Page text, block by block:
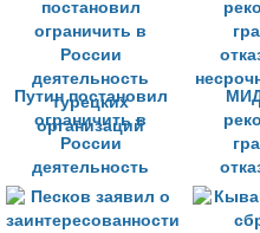
Путин постановил
ограничить в
России
деятельность
турецких
организаций